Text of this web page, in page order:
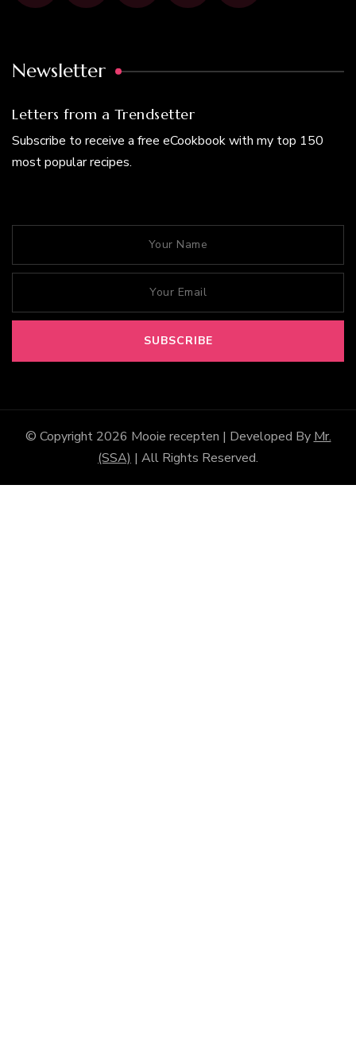
Newsletter
Letters from a Trendsetter
Subscribe to receive a free eCookbook with my top 150
most popular recipes.
© Copyright 2026 Mooie recepten | Developed By Mr.
(SSA) | All Rights Reserved.